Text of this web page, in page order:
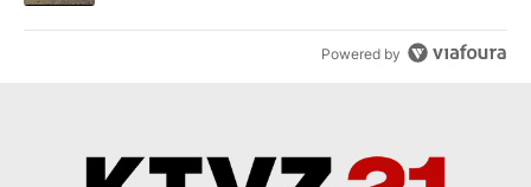
Powered by